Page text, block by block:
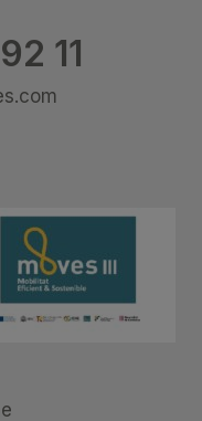
11